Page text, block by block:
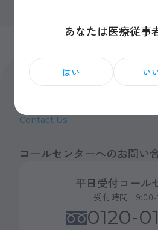
あなたは医療従事
はい い
Contact Us
コールセンターへのお問い
平日受付コール
受付時間 9:00-
0120-